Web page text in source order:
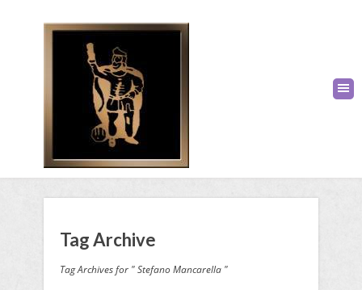
Tag Archive
Tag Archives for " Stefano Mancarella "